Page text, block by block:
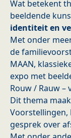
Wat betekent
beeldende
identiteit en
Met onder
de
MAAN,
expo met
Rouw / Rauw
Dit thema
Voorstellingen,
gesprek over